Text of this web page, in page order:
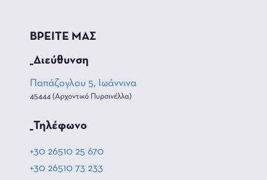
ΒΡΕΙΤΕ ΜΑΣ
_Διεύθυνση
Παπάζογλου 5, Ιωάννινα
45444 (Αρχοντικό Πυρσινέλλα)
_Τηλέφωνο
+30 26510 25 670
+30 26510 73 233